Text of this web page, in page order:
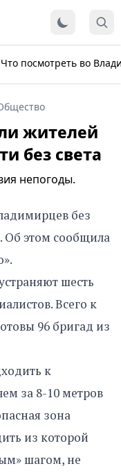
Что посмотреть во
жителей
без света
непогоды.
без
Об этом сообщила
шесть
Всего к
96 бригад из
к
за 8-10 метров
зона
из которой
шагом, не